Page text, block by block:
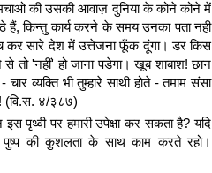
की उसकी आवाज़ दुनिया के कोने कोने में
किन्तु कार्य करने के समय उनका पता नही
सारे देश में उत्तेजना फूँक दूंगा। डर किस
तो 'नहीं' हो जाना पडेगा। खूब शाबाश! छान
व्यक्ति भी तुम्हारे साथी होते - तमाम संसा
(वि.स. ४/३८७)
पृथ्वी पर हमारी उपेक्षा कर सकता है? यदि
की कुशलता के साथ काम करते रहो।